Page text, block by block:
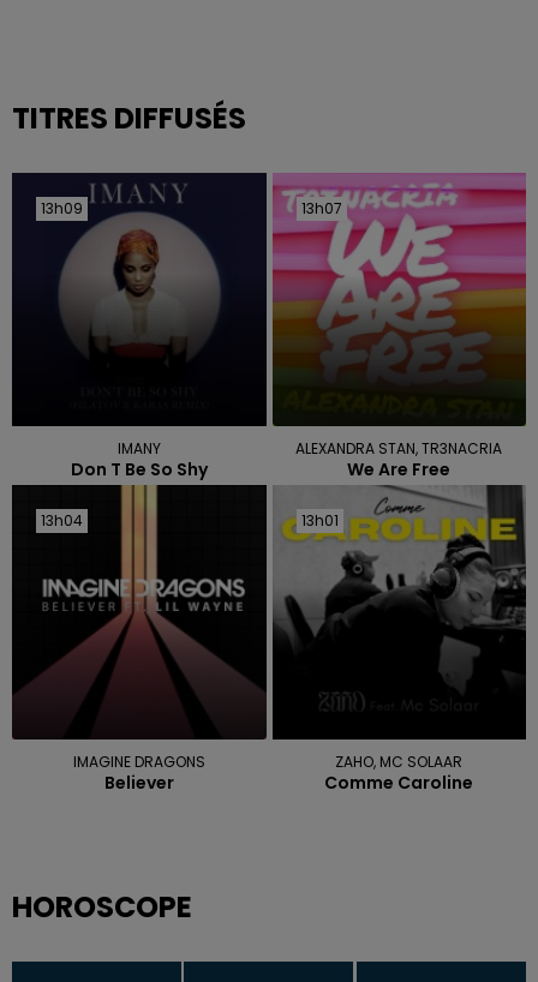
TITRES DIFFUSÉS
13h09
13h09
IMANY
Don T Be So Shy
13h07
13h07
ALEXANDRA STAN, TR3NACRIA
We Are Free
13h04
13h04
IMAGINE DRAGONS
Believer
13h01
13h01
ZAHO, MC SOLAAR
Comme Caroline
HOROSCOPE